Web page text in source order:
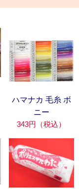
ハマナカ 毛糸 ボ
ニー
343円（税込）